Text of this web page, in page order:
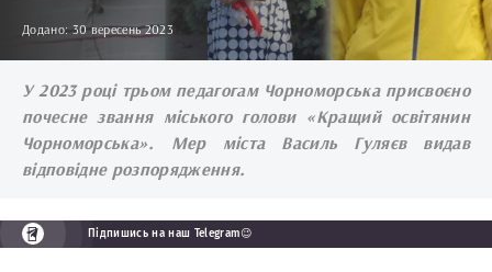
Додано: 30 вересень 2023
У 2023 році трьом педагогам Чорноморська присвоєно
почесне звання міського голови «Кращий освітянин
Чорноморська». Мер міста Василь Гуляєв видав
відповідне розпорядження.
Підпишись на наш Telegram😉